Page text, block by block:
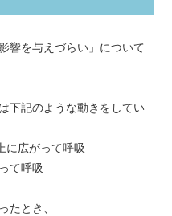
響を与えづらい」について
下記のような動きをしてい
に広がって呼吸
て呼吸
たとき、